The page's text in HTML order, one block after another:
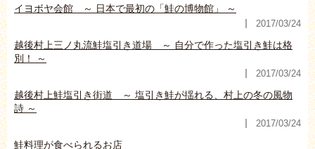
イヨボヤ会館 ～ 日本で最初の「鮭の博物館」 ～
2017/03/24
越後村上三ノ丸流鮭塩引き道場 ～ 自分で作った塩引き鮭は格
別！ ～
2017/03/24
越後村上鮭塩引き街道 ～ 塩引き鮭が揺れる、村上の冬の風物
詩 ～
2017/03/24
鮭料理が食べられるお店